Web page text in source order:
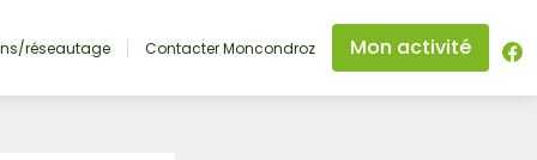
réseautage Contacter Moncondroz Mon activité